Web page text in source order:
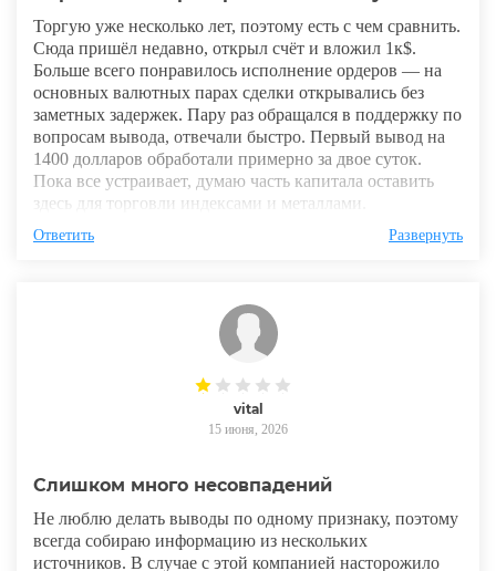
Торгую уже несколько лет, поэтому есть с чем сравнить.
Сюда пришёл недавно, открыл счёт и вложил 1к$.
Больше всего понравилось исполнение ордеров — на
основных валютных парах сделки открывались без
заметных задержек. Пару раз обращался в поддержку по
вопросам вывода, отвечали быстро. Первый вывод на
1400 долларов обработали примерно за двое суток.
Пока все устраивает, думаю часть капитала оставить
здесь для торговли индексами и металлами.
Ответить Развернуть
vital
15 июня, 2026
Слишком много несовпадений
Не люблю делать выводы по одному признаку, поэтому
всегда собираю информацию из нескольких
источников. В случае с этой компанией насторожило